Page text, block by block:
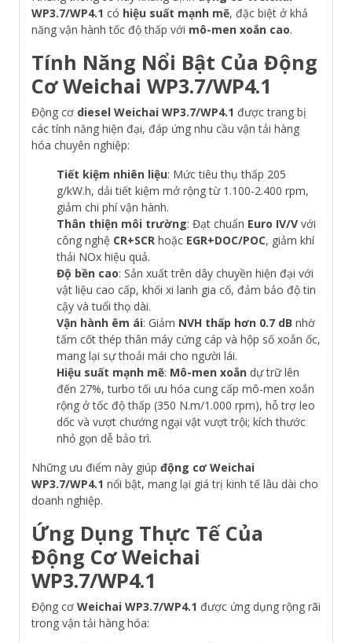
WP3.7/WP4.1 có hiệu suất mạnh mẽ, đặc biệt ở khả
năng vận hành tốc độ thấp với mô-men xoắn cao.
Tính Năng Nổi Bật Của Động
Cơ Weichai WP3.7/WP4.1
Động cơ diesel Weichai WP3.7/WP4.1 được trang bị
các tính năng hiện đại, đáp ứng nhu cầu vận tải hàng
hóa chuyên nghiệp:
Tiết kiệm nhiên liệu: Mức tiêu thụ thấp 205
g/kW.h, dải tiết kiệm mở rộng từ 1.100-2.400 rpm,
giảm chi phí vận hành.
Thân thiện môi trường: Đạt chuẩn Euro IV/V với
công nghệ CR+SCR hoặc EGR+DOC/POC, giảm khí
thải NOx hiệu quả.
Độ bền cao: Sản xuất trên dây chuyền hiện đại với
vật liệu cao cấp, khối xi lanh gia cố, đảm bảo độ tin
cậy và tuổi thọ dài.
Vận hành êm ái: Giảm NVH thấp hơn 0.7 dB nhờ
tấm cốt thép thân máy cứng cáp và hộp số xoắn ốc,
mang lại sự thoải mái cho người lái.
Hiệu suất mạnh mẽ: Mô-men xoắn dự trữ lên
đến 27%, turbo tối ưu hóa cung cấp mô-men xoắn
rộng ở tốc độ thấp (350 N.m/1.000 rpm), hỗ trợ leo
dốc và vượt chướng ngại vật vượt trội; kích thước
nhỏ gọn dễ bảo trì.
Những ưu điểm này giúp động cơ Weichai
WP3.7/WP4.1 nổi bật, mang lại giá trị kinh tế lâu dài cho
doanh nghiệp.
Ứng Dụng Thực Tế Của
Động Cơ Weichai
WP3.7/WP4.1
Động cơ Weichai WP3.7/WP4.1 được ứng dụng rộng rãi
trong vận tải hàng hóa: